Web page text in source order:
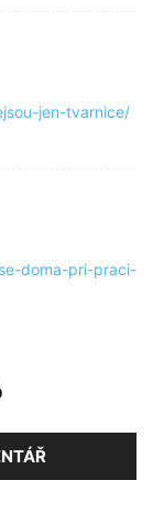
jen-tvarnice/
doma-pri-praci-